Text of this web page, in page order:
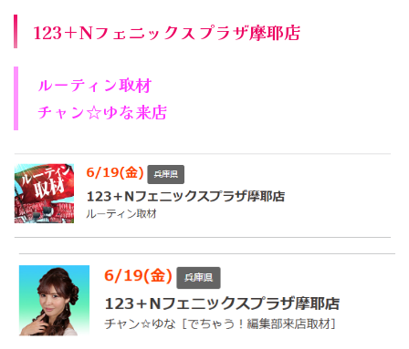
123＋Nフェニックスプラザ摩耶店
ルーティン取材
チャン☆ゆな来店